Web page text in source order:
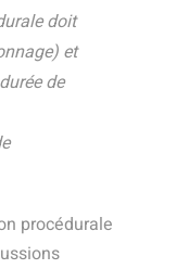
doit
et
de
procédurale